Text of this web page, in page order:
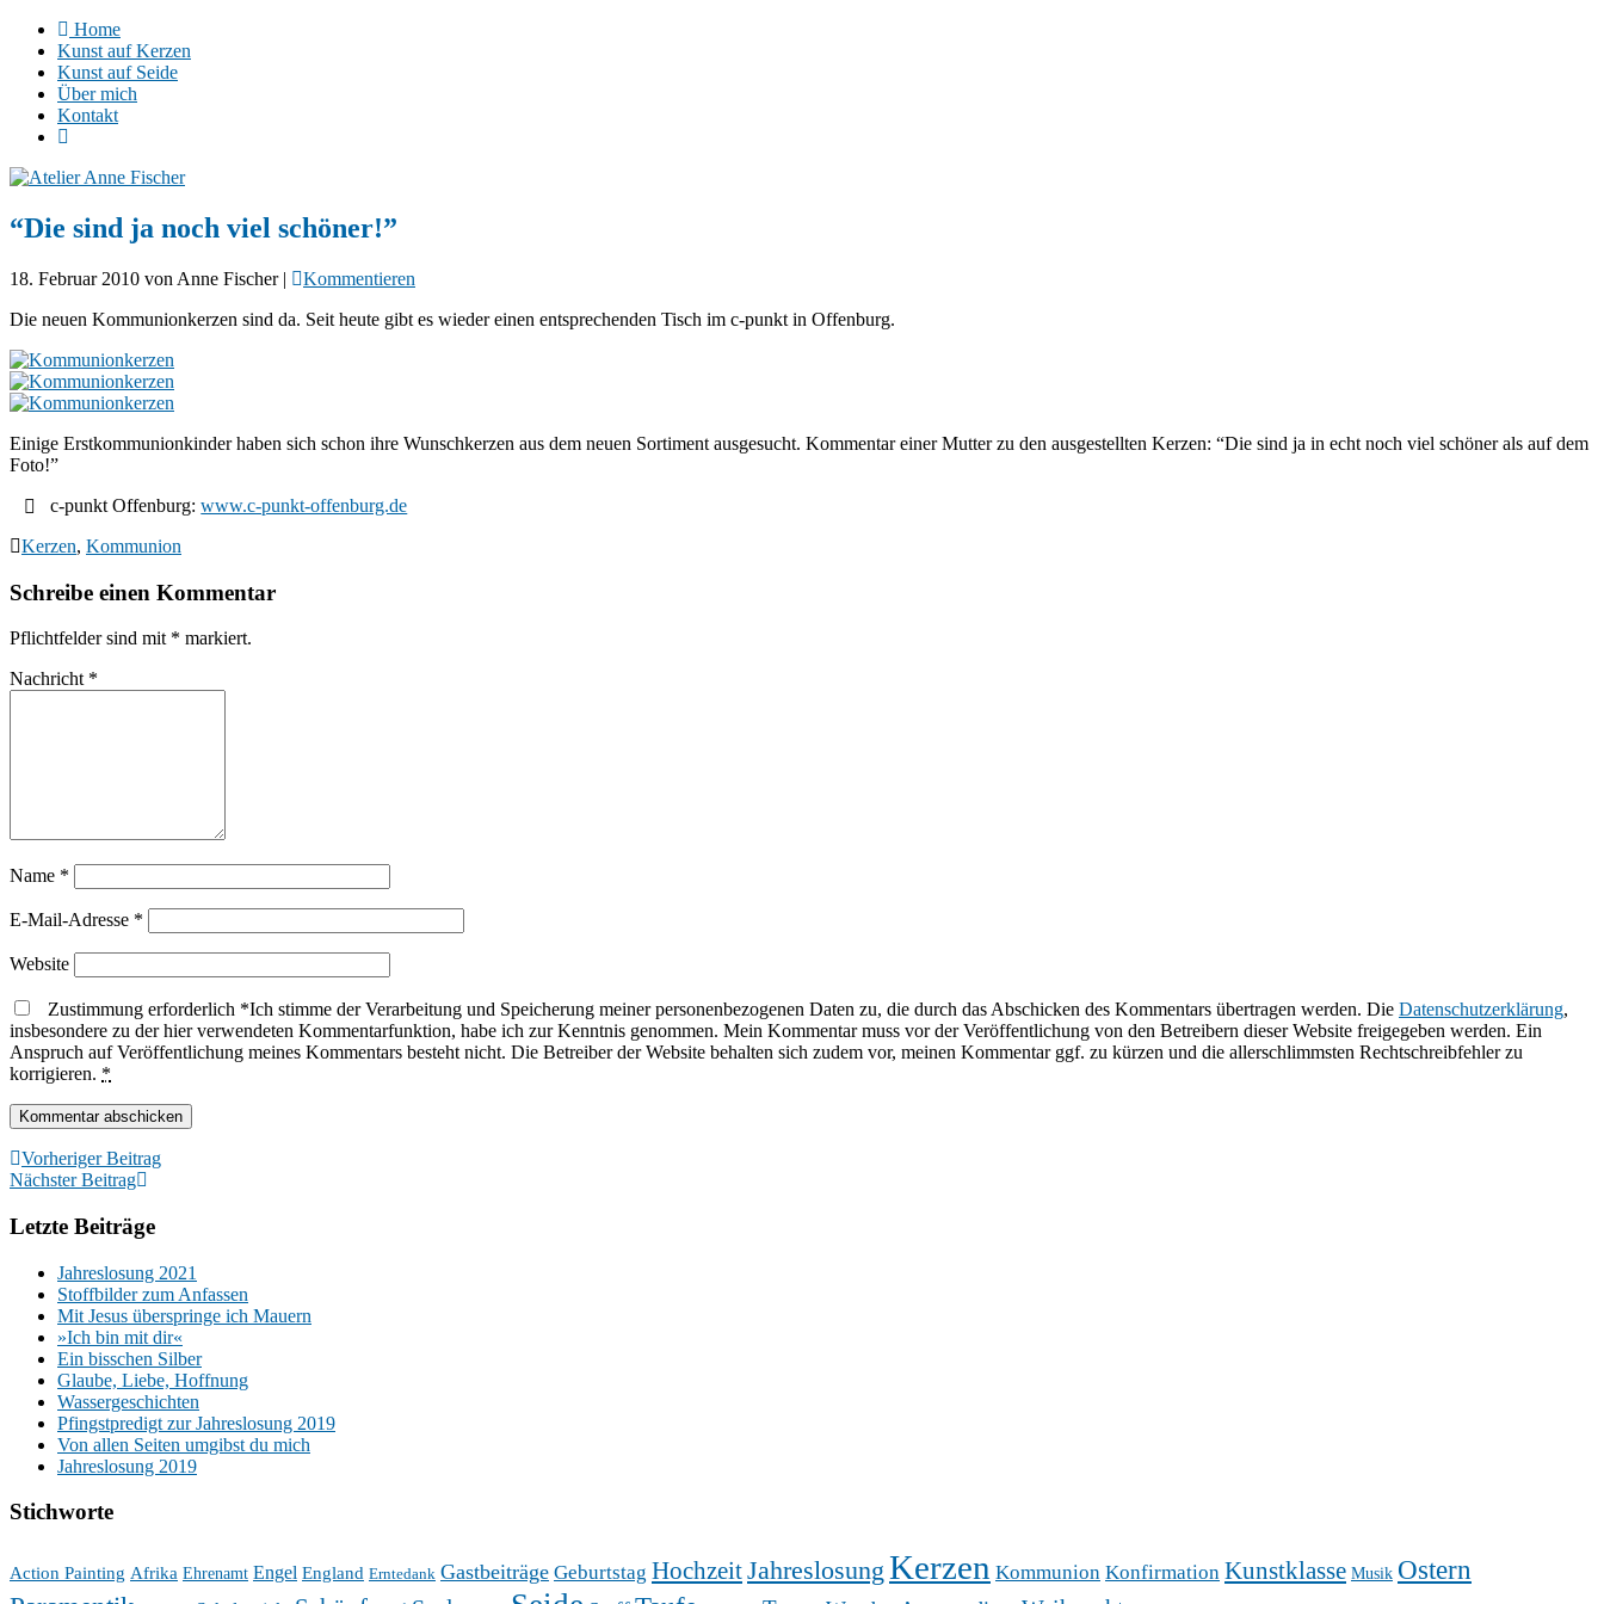
Home
Kunst auf Kerzen
Kunst auf Seide
Über mich
Kontakt
“Die sind ja noch viel schöner!”
18. Februar 2010 von Anne Fischer|
Kommentieren
Die neuen Kommunionkerzen sind da. Seit heute gibt es wieder einen entsprechenden Tisch im c-punkt in Offenburg.
Einige Erstkommunionkinder haben sich schon ihre Wunschkerzen aus dem neuen Sortiment ausgesucht. Kommentar einer Mutter zu den ausgestellten Kerzen: “Die sind ja in echt noch viel schöner als auf dem
Foto!”
c-punkt Offenburg:www.c-punkt-offenburg.de
Kerzen, Kommunion
Schreibe einen Kommentar
Pflichtfelder sind mit * markiert.
Nachricht *
Name *
E-Mail-Adresse *
Website
Zustimmung erforderlich *Ich stimme der Verarbeitung und Speicherung meiner personenbezogenen Daten zu, die durch das Abschicken des Kommentars übertragen werden. Die Datenschutzerklärung,
insbesondere zu der hier verwendeten Kommentarfunktion, habe ich zur Kenntnis genommen. Mein Kommentar muss vor der Veröffentlichung von den Betreibern dieser Website freigegeben werden. Ein
Anspruch auf Veröffentlichung meines Kommentars besteht nicht. Die Betreiber der Website behalten sich zudem vor, meinen Kommentar ggf. zu kürzen und die allerschlimmsten Rechtschreibfehler zu
korrigieren. *
Vorheriger Beitrag
Nächster Beitrag
Letzte Beiträge
Jahreslosung 2021
Stoffbilder zum Anfassen
Mit Jesus überspringe ich Mauern
»Ich bin mit dir«
Ein bisschen Silber
Glaube, Liebe, Hoffnung
Wassergeschichten
Pfingstpredigt zur Jahreslosung 2019
Von allen Seiten umgibst du mich
Jahreslosung 2019
Stichworte
Action Painting Afrika Ehrenamt Engel England Erntedank Gastbeiträge Geburtstag HochzeitJahreslosung Kerzen Kommunion Konfirmation Kunstklasse Musik Ostern